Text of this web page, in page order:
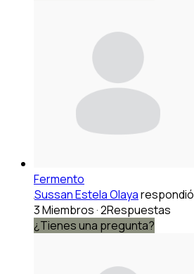
Fermento
Sussan Estela Olayarespondió
3 Miembros·2Respuestas
¿Tienes una pregunta?